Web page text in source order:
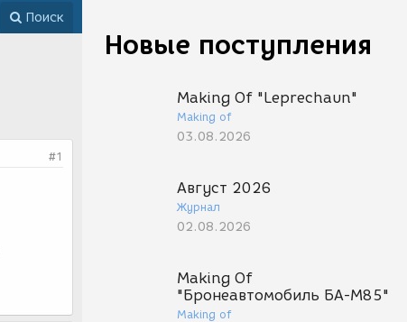
Новые поступления
Making Of "Leprechaun"
Making of
03.08.2026
Август 2026
Журнал
02.08.2026
Making Of
"Бронеавтомобиль БА-М85"
Making of
Поиск
#1